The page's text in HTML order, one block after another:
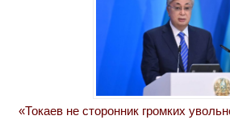
«Токаев не сторонник громких